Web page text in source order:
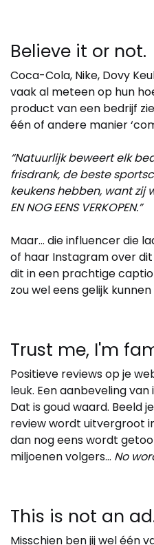
Believe it or not.
Coca-Cola, Nike, Dovy
vaak al meteen op hun
product van een bedrijf
één of andere manier
“Natuurlijk beweert elk
frisdrank, de beste
keukens hebben, want zij
EN NOG EENS VERKOPEN.”
Maar… die influencer die
of haar Instagram over
dit in een prachtige
zou wel eens gelijk
Trust me, I'm
Positieve reviews op je
leuk. Een aanbeveling
Dat is goud waard. Beeld
review wordt uitvergroot
dan nog eens wordt
miljoenen volgers… No
This is not an
Misschien ben jij wel één